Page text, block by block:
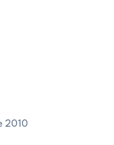
2010